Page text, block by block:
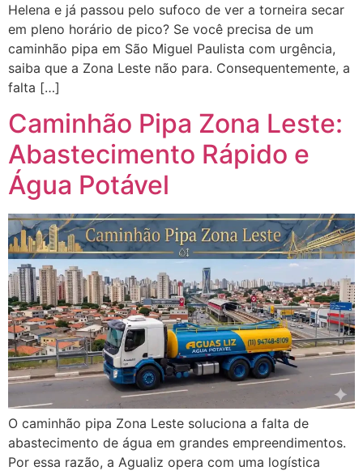
Helena e já passou pelo sufoco de ver a torneira secar
em pleno horário de pico? Se você precisa de um
caminhão pipa em São Miguel Paulista com urgência,
saiba que a Zona Leste não para. Consequentemente, a
falta […]
Caminhão Pipa Zona Leste:
Abastecimento Rápido e
Água Potável
O caminhão pipa Zona Leste soluciona a falta de
abastecimento de água em grandes empreendimentos.
Por essa razão, a Agualiz opera com uma logística